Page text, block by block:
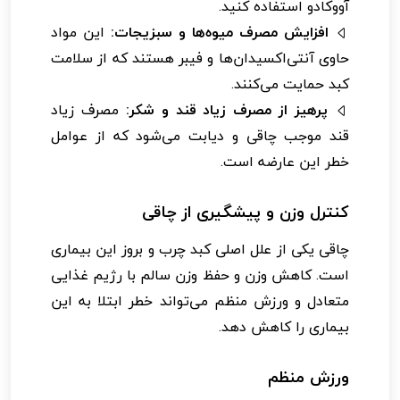
آووکادو استفاده کنید.
افزایش مصرف میوه‌ها و سبزیجات: این مواد
حاوی آنتی‌اکسیدان‌ها و فیبر هستند که از سلامت
کبد حمایت می‌کنند.
پرهیز از مصرف زیاد قند و شکر: مصرف زیاد
قند موجب چاقی و دیابت می‌شود که از عوامل
خطر این عارضه است.
کنترل وزن و پیشگیری از چاقی
چاقی یکی از علل اصلی کبد چرب و بروز این بیماری
است. کاهش وزن و حفظ وزن سالم با رژیم غذایی
متعادل و ورزش منظم می‌تواند خطر ابتلا به این
بیماری را کاهش دهد.
ورزش منظم